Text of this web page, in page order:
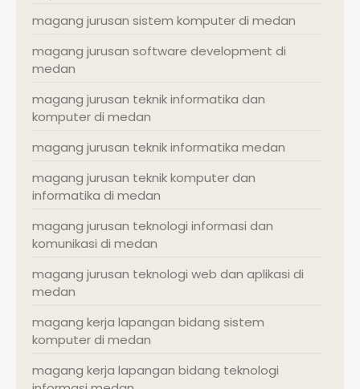
magang jurusan sistem komputer di medan
magang jurusan software development di
medan
magang jurusan teknik informatika dan
komputer di medan
magang jurusan teknik informatika medan
magang jurusan teknik komputer dan
informatika di medan
magang jurusan teknologi informasi dan
komunikasi di medan
magang jurusan teknologi web dan aplikasi di
medan
magang kerja lapangan bidang sistem
komputer di medan
magang kerja lapangan bidang teknologi